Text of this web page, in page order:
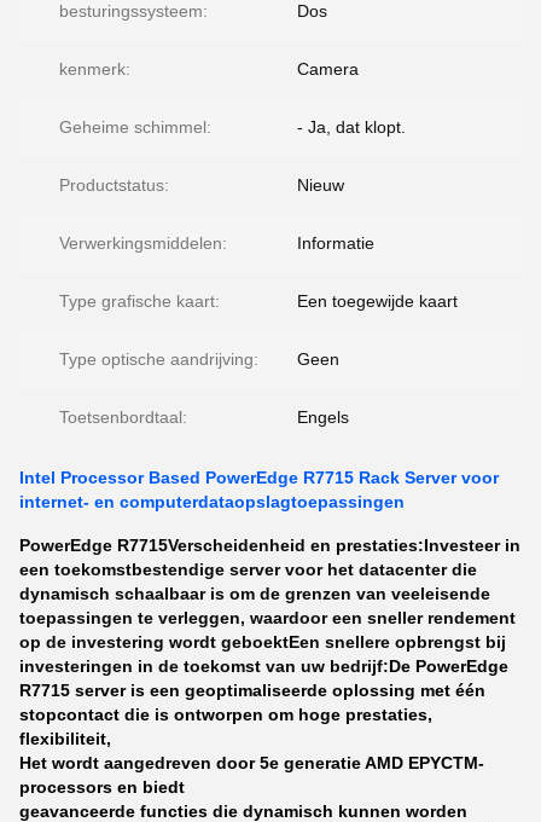
besturingssysteem: Dos
kenmerk: Camera
Geheime schimmel: - Ja, dat klopt.
Productstatus: Nieuw
Verwerkingsmiddelen: Informatie
Type grafische kaart: Een toegewijde kaart
Type optische aandrijving: Geen
Toetsenbordtaal: Engels
Intel Processor Based PowerEdge R7715 Rack Server voor
internet- en computerdataopslagtoepassingen
PowerEdge R7715Verscheidenheid en prestaties:Investeer in
een toekomstbestendige server voor het datacenter die
dynamisch schaalbaar is om de grenzen van veeleisende
toepassingen te verleggen, waardoor een sneller rendement
op de investering wordt geboektEen snellere opbrengst bij
investeringen in de toekomst van uw bedrijf:De PowerEdge
R7715 server is een geoptimaliseerde oplossing met één
stopcontact die is ontworpen om hoge prestaties,
flexibiliteit,
Het wordt aangedreven door 5e generatie AMD EPYCTM-
processors en biedt
geavanceerde functies die dynamisch kunnen worden